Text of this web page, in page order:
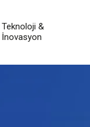
Teknoloji &
İnovasyon